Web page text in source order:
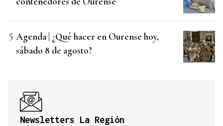
Agenda | ¿Qué hacer en Ourense hoy,
sábado 8 de agosto?
Newsletters La Región